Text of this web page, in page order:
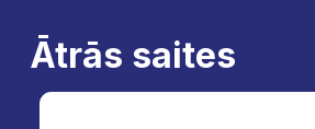
Ātrās saites